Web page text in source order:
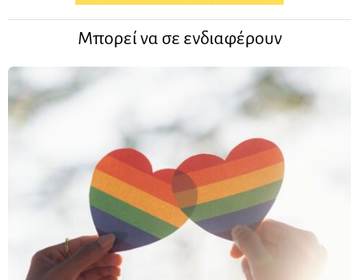
Μπορεί να σε ενδιαφέρουν